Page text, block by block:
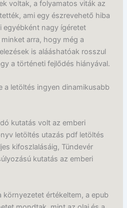
voltak, a folyamatos viták az
ami egy észrevehető hiba
egyébként nagy ígéretet
arra, hogy még a
is alááshatóak rosszul
a történeti fejlődés hiányával.
a letöltés ingyen dinamikusabb
kutatás volt az emberi
letöltés utazás pdf letöltés
kifoszlalásáig, Tündevér
kutatás az emberi
környezetet értékeltem, a epub